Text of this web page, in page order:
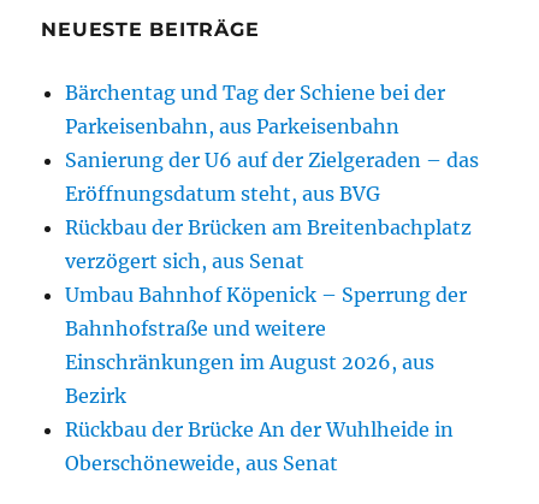
NEUESTE BEITRÄGE
Bärchentag und Tag der Schiene bei der
Parkeisenbahn, aus Parkeisenbahn
Sanierung der U6 auf der Zielgeraden – das
Eröffnungsdatum steht, aus BVG
Rückbau der Brücken am Breitenbachplatz
verzögert sich, aus Senat
Umbau Bahnhof Köpenick – Sperrung der
Bahnhofstraße und weitere
Einschränkungen im August 2026, aus
Bezirk
Rückbau der Brücke An der Wuhlheide in
Oberschöneweide, aus Senat